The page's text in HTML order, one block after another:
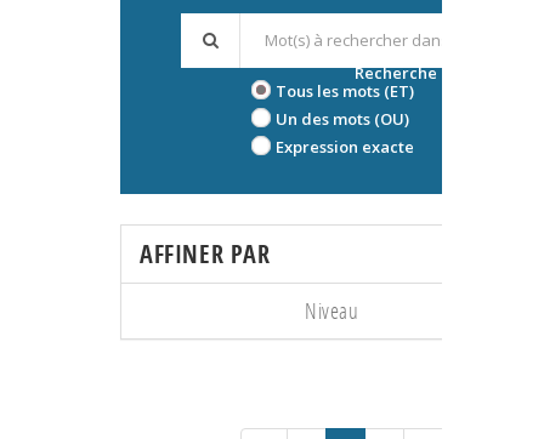
Tous les mots (ET)
Un des mots (OU)
Expression exacte
Recherche avancée
AFFINER PAR
Niveau